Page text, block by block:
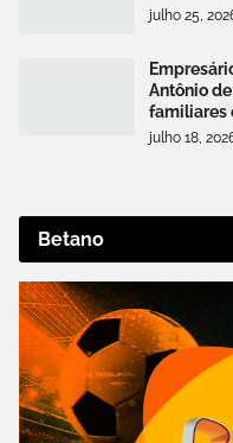
julho 25,
Antônio
familiares
julho 18,
Betano